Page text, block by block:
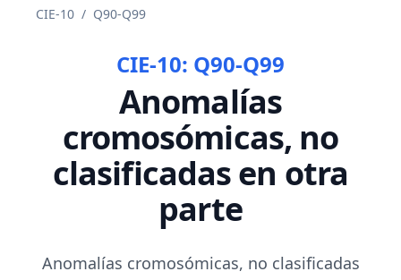
CIE-10 / Q90-Q99
CIE-10: Q90-Q99
Anomalías
cromosómicas, no
clasificadas en otra
parte
Anomalías cromosómicas, no clasificadas